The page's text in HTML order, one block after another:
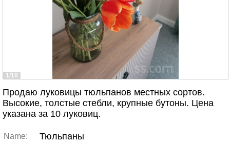
1/10
Продаю луковицы тюльпанов местных сортов.
Высокие, толстые стебли, крупные бутоны. Цена
указана за 10 луковиц.
Name: Тюльпаны